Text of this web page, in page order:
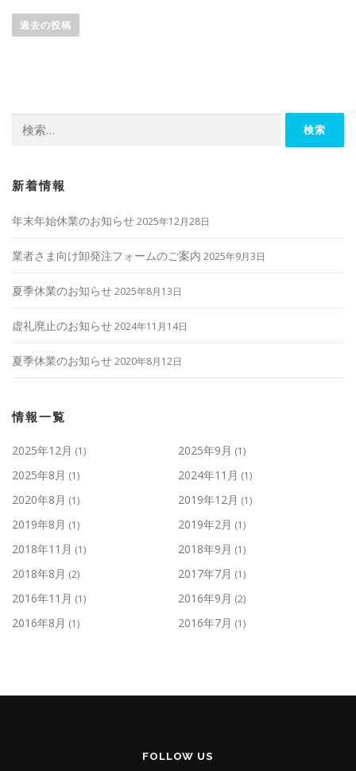
稿
シ
過去の投稿
索:
新着情報
年末年始休業のお知らせ2025年12月28日
業者さま向け卸発注フォームのご案内 2025年9月3日
夏季休業のお知らせ2025年8月13日
虚礼廃止のお知らせ2024年11月14日
夏季休業のお知らせ2020年8月12日
情報一覧
2025年12月 (1) 2025年9月 (1)
2025年8月 (1) 2024年11月 (1)
2020年8月 (1) 2019年12月 (1)
2019年8月 (1) 2019年2月 (1)
2018年11月 (1) 2018年9月 (1)
2018年8月 (2) 2017年7月 (1)
2016年11月 (1) 2016年9月 (2)
2016年8月 (1) 2016年7月 (1)
FOLLOW US